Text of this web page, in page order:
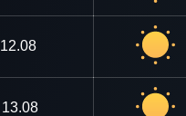
12.08
13.08